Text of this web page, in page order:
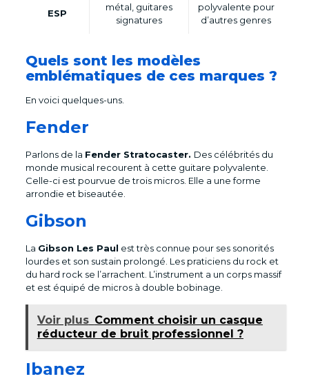
ESP
métal, guitares
signatures
polyvalente pour
d’autres genres
Quels sont les modèles
emblématiques de ces marques ?
En voici quelques-uns.
Fender
Parlons de la Fender Stratocaster. Des célébrités du
monde musical recourent à cette guitare polyvalente.
Celle-ci est pourvue de trois micros. Elle a une forme
arrondie et biseautée.
Gibson
La Gibson Les Paul est très connue pour ses sonorités
lourdes et son sustain prolongé. Les praticiens du rock et
du hard rock se l’arrachent. L’instrument a un corps massif
et est équipé de micros à double bobinage.
Voir plus Comment choisir un casque
réducteur de bruit professionnel ?
Ibanez